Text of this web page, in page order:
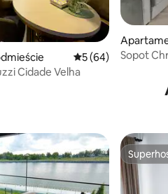
5 de uma
5 (64)
Cidade Velha
Sopot